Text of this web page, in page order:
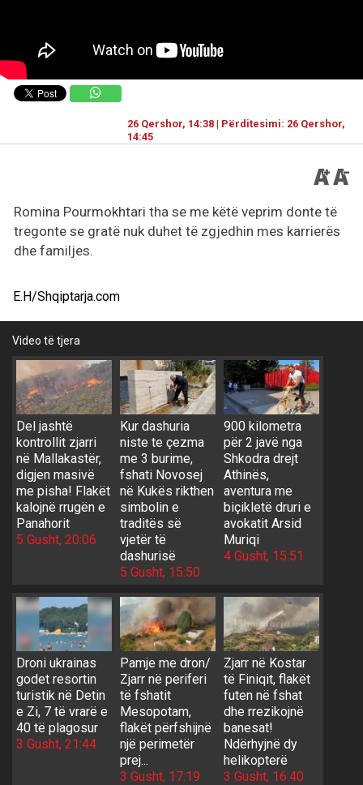
26 Qershor, 14:38 | Përditesimi: 26 Qershor,
14:45
Romina Pourmokhtari tha se me këtë veprim donte të
tregonte se gratë nuk duhet të zgjedhin mes karrierës
dhe familjes.
E.H/Shqiptarja.com
Video të tjera
Del jashtë
kontrollit zjarri
në Mallakastër,
digjen masivë
me pisha! Flakët
kalojnë rrugën e
Panahorit
5 Gusht, 20:06
Kur dashuria
niste te çezma
me 3 burime,
fshati Novosej
në Kukës rikthen
simbolin e
traditës së
vjetër të
dashurisë
5 Gusht, 15:50
900 kilometra
për 2 javë nga
Shkodra drejt
Athinës,
aventura me
biçikletë druri e
avokatit Arsid
Muriqi
4 Gusht, 15:51
Droni ukrainas
godet resortin
turistik në Detin
e Zi, 7 të vrarë e
40 të plagosur
3 Gusht, 21:44
Pamje me dron/
Zjarr në periferi
të fshatit
Mesopotam,
flakët përfshijnë
një perimetër
prej...
3 Gusht, 17:19
Zjarr në Kostar
të Finiqit, flakët
futen në fshat
dhe rrezikojnë
banesat!
Ndërhyjnë dy
helikopterë
3 Gusht, 16:40